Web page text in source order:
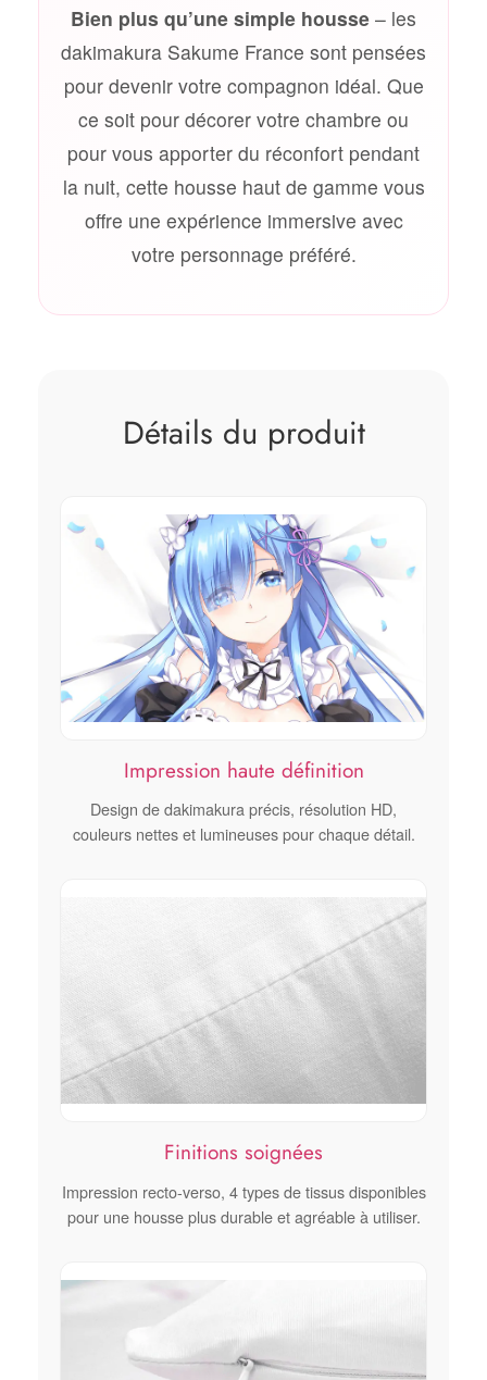
Bien plus qu’une simple housse – les
dakimakura Sakume France sont pensées
pour devenir votre compagnon idéal. Que
ce soit pour décorer votre chambre ou
pour vous apporter du réconfort pendant
la nuit, cette housse haut de gamme vous
offre une expérience immersive avec
votre personnage préféré.
Détails du produit
Impression haute définition
Design de dakimakura précis, résolution HD,
couleurs nettes et lumineuses pour chaque détail.
Finitions soignées
Impression recto-verso, 4 types de tissus disponibles
pour une housse plus durable et agréable à utiliser.